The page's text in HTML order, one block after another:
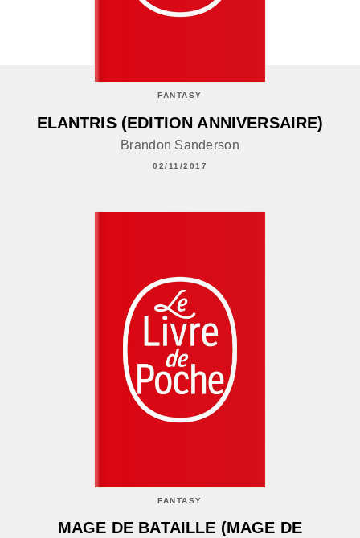
FANTASY
ELANTRIS (EDITION ANNIVERSAIRE)
Brandon Sanderson
02/11/2017
FANTASY
MAGE DE BATAILLE (MAGE DE